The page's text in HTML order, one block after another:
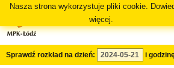
Nasza strona wykorzystuje pliki cookie.
więcej.
Sprawdź rozkład na dzień: i